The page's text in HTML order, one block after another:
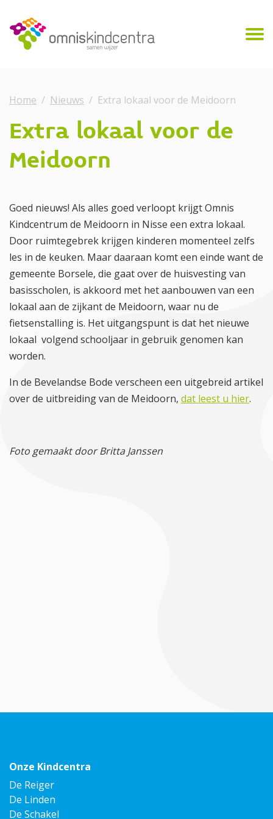
Home Nieuws Extra lokaal voor de Meidoorn
Extra lokaal voor de
Meidoorn
Goed nieuws! Als alles goed verloopt krijgt Omnis
Kindcentrum de Meidoorn in Nisse een extra lokaal.
Door ruimtegebrek krijgen kinderen momenteel zelfs
les in de keuken. Maar daaraan komt een einde want de
gemeente Borsele, die gaat over de huisvesting van
basisscholen, is akkoord met het aanbouwen van een
lokaal aan de zijkant de Meidoorn, waar nu de
fietsenstalling is. Het uitgangspunt is dat het nieuwe
lokaal volgend schooljaar in gebruik genomen kan
worden.
In de Bevelandse Bode verscheen een uitgebreid artikel
over de uitbreiding van de Meidoorn, dat leest u hier.
Foto gemaakt door Britta Janssen
Onze Kindcentra
De Reiger
De Linden
De Schakel